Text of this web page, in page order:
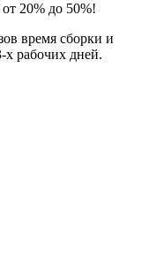
20% до 50%!
время сборки и
х рабочих дней.